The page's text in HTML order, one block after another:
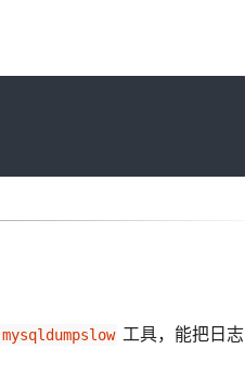
mysqldumpslow 工具，能把日志